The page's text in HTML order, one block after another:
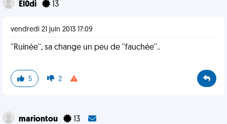
El0di 13
vendredi 21 juin 2013 17:09
''Ruinée'', sa change un peu de ''fauchée''..
5 2
mariontou 13